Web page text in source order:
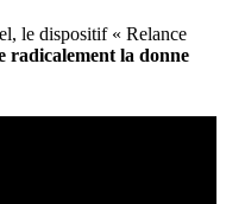
le dispositif « Relance
radicalement la donne